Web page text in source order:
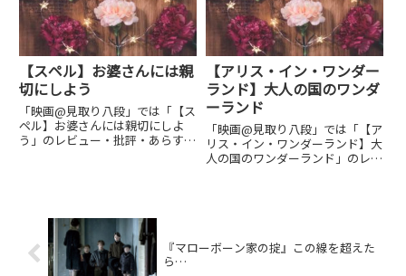
【スペル】お婆さんには親
切にしよう
「映画@見取り八段」では「【ス
ペル】お婆さんには親切にしよ
う」のレビュー・批評・あらす
【アリス・イン・ワンダー
ランド】大人の国のワンダ
ーランド
「映画@見取り八段」では「【ア
リス・イン・ワンダーランド】大
人の国のワンダーランド」のレビ
『マローボーン家の掟』この線を超えた
ら…